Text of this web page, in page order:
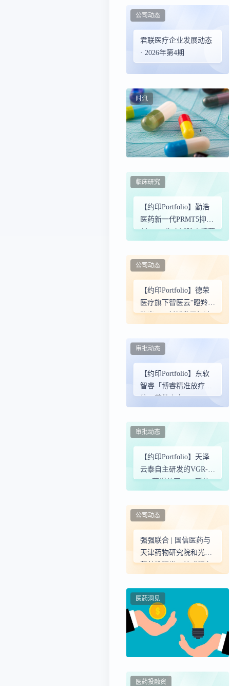
君联医疗企业发展动态
· 2026年第4期
公司动态
时讯
【约印Portfolio】勤浩
医药新一代PRMT5抑制
剂GH56临床试验申请获
临床研究
【约印Portfolio】德荣
医疗旗下智医云“瞪羚”
跑出SPD创新发展加速
公司动态
【约印Portfolio】东软
智睿「博睿精准放疗系
统」获批上市
审批动态
【约印Portfolio】天泽
云泰自主研发的VGR-
R01获得美国FDA孤儿
审批动态
强强联合 | 国信医药与
天津药物研究院和光中
药共推研发一站式服务
公司动态
医药洞见
医药投融资